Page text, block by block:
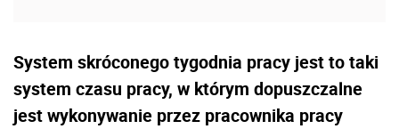
System skróconego tygodnia pracy jest to taki
system czasu pracy, w którym dopuszczalne
jest wykonywanie przez pracownika pracy